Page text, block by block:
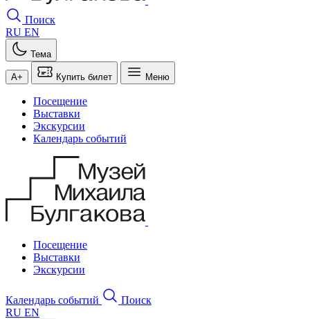
Поиск
RU EN
Тема
A+ Купить билет Меню
Посещение
Выставки
Экскурсии
Календарь событий
Посещение
Выставки
Экскурсии
Календарь событий
Поиск
RU EN